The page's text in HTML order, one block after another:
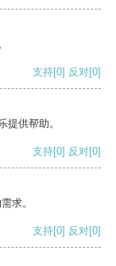
支持[0] 反对[0]
提供帮助。
支持[0] 反对[0]
求。
支持[0] 反对[0]